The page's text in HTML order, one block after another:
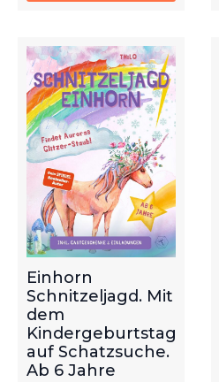
Einhorn
Schnitzeljagd. Mit
dem
Kindergeburtstag
auf Schatzsuche.
Ab 6 Jahre